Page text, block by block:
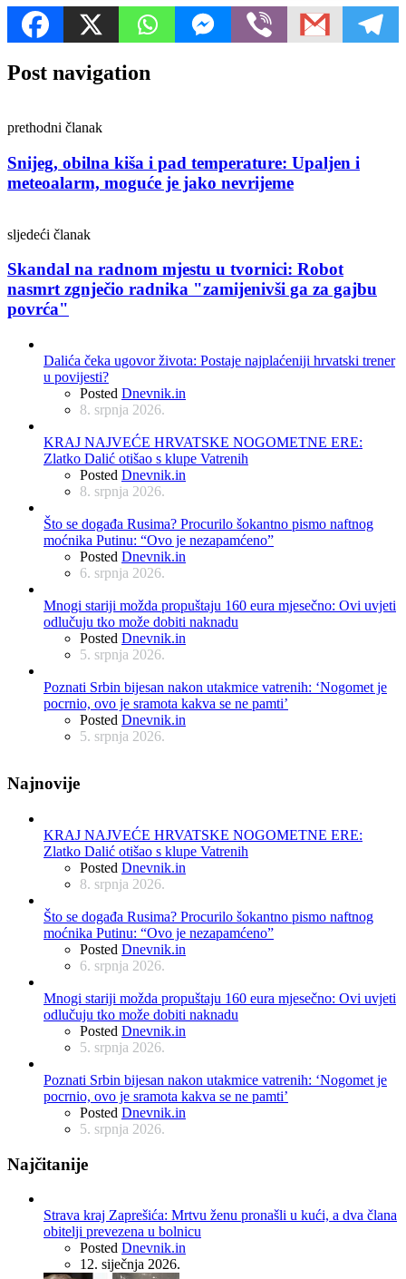
Post navigation
prethodni članak
Snijeg, obilna kiša i pad temperature: Upaljen i
meteoalarm, moguće je jako nevrijeme
sljedeći članak
Skandal na radnom mjestu u tvornici: Robot
nasmrt zgnječio radnika "zamijenivši ga za gajbu
povrća"
Dalića čeka ugovor života: Postaje najplaćeniji hrvatski trener
u povijesti?
Posted Dnevnik.in
8. srpnja 2026.
KRAJ NAJVEĆE HRVATSKE NOGOMETNE ERE:
Zlatko Dalić otišao s klupe Vatrenih
Posted Dnevnik.in
8. srpnja 2026.
Što se događa Rusima? Procurilo šokantno pismo naftnog
moćnika Putinu: “Ovo je nezapamćeno”
Posted Dnevnik.in
6. srpnja 2026.
Mnogi stariji možda propuštaju 160 eura mjesečno: Ovi uvjeti
odlučuju tko može dobiti naknadu
Posted Dnevnik.in
5. srpnja 2026.
Poznati Srbin bijesan nakon utakmice vatrenih: ‘Nogomet je
pocrnio, ovo je sramota kakva se ne pamti’
Posted Dnevnik.in
5. srpnja 2026.
Najnovije
KRAJ NAJVEĆE HRVATSKE NOGOMETNE ERE:
Zlatko Dalić otišao s klupe Vatrenih
Posted Dnevnik.in
8. srpnja 2026.
Što se događa Rusima? Procurilo šokantno pismo naftnog
moćnika Putinu: “Ovo je nezapamćeno”
Posted Dnevnik.in
6. srpnja 2026.
Mnogi stariji možda propuštaju 160 eura mjesečno: Ovi uvjeti
odlučuju tko može dobiti naknadu
Posted Dnevnik.in
5. srpnja 2026.
Poznati Srbin bijesan nakon utakmice vatrenih: ‘Nogomet je
pocrnio, ovo je sramota kakva se ne pamti’
Posted Dnevnik.in
5. srpnja 2026.
Najčitanije
Strava kraj Zaprešića: Mrtvu ženu pronašli u kući, a dva člana
obitelji prevezena u bolnicu
Posted Dnevnik.in
12. siječnja 2026.